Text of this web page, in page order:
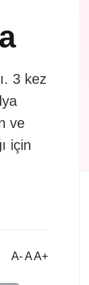
3 kez
ve
için
A- A A+